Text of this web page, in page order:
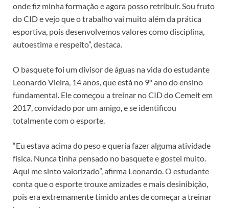
onde fiz minha formação e agora posso retribuir. Sou fruto
do CID e vejo que o trabalho vai muito além da prática
esportiva, pois desenvolvemos valores como disciplina,
autoestima e respeito”, destaca.
O basquete foi um divisor de águas na vida do estudante
Leonardo Vieira, 14 anos, que está no 9º ano do ensino
fundamental. Ele começou a treinar no CID do Cemeit em
2017, convidado por um amigo, e se identificou
totalmente com o esporte.
“Eu estava acima do peso e queria fazer alguma atividade
física. Nunca tinha pensado no basquete e gostei muito.
Aqui me sinto valorizado”, afirma Leonardo. O estudante
conta que o esporte trouxe amizades e mais desinibição,
pois era extremamente tímido antes de começar a treinar